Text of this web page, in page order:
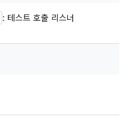
: 테스트 호출 리스너